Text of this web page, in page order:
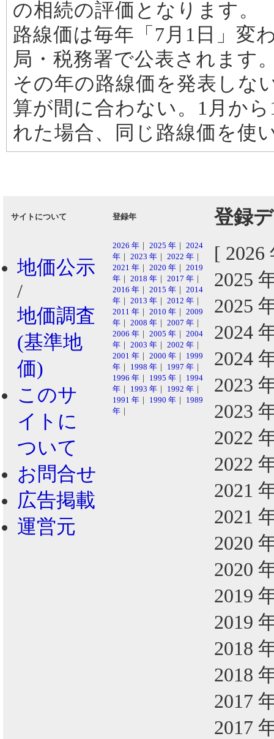
の相続の評価となります。
路線価は毎年「7月1日」変
局・税務署で公表されます
その年の路線価を発表しな
算が間に合わない。1月か
れた場合、同じ路線価を使
サイトについて 登録年 登録
地価公示
/
地価調査
(基準地
価)
このサ
イトに
ついて
お問合せ
広告掲載
運営元
2026 年 ｜ 2025 年 ｜ 2024
年 ｜ 2023 年 ｜ 2022 年 ｜
2021 年 ｜ 2020 年 ｜ 2019
年 ｜ 2018 年 ｜ 2017 年 ｜
2016 年 ｜ 2015 年 ｜ 2014
年 ｜ 2013 年 ｜ 2012 年 ｜
2011 年 ｜ 2010 年 ｜ 2009
年 ｜ 2008 年 ｜ 2007 年 ｜
2006 年 ｜ 2005 年 ｜ 2004
年 ｜ 2003 年 ｜ 2002 年 ｜
2001 年 ｜ 2000 年 ｜ 1999
年 ｜ 1998 年 ｜ 1997 年 ｜
1996 年 ｜ 1995 年 ｜ 1994
年 ｜ 1993 年 ｜ 1992 年 ｜
1991 年 ｜ 1990 年 ｜ 1989
年 ｜
[
2025
2025
2024
2024
2023
2023
2022
2022
2021
2021
2020
2020
2019
2019
2018
2018
2017
2017